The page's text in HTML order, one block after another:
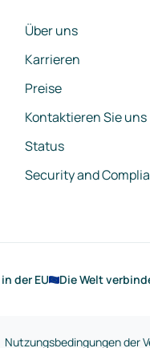
Über uns
Karrieren
Preise
Kontaktieren Sie uns
Status
Security and
der EU Die Welt
Nutzungsbedingungen der